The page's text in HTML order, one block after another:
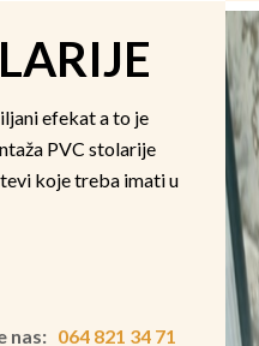
efekat a to je
PVC stolarije
koje treba imati u
nas: 064 821 34 71